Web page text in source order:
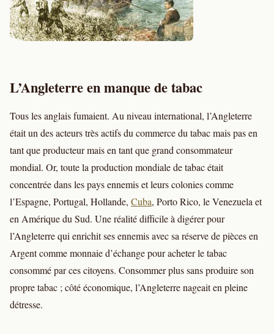
L’Angleterre en manque de tabac
Tous les anglais fumaient. Au niveau international, l’Angleterre
était un des acteurs très actifs du commerce du tabac mais pas en
tant que producteur mais en tant que grand consommateur
mondial. Or, toute la production mondiale de tabac était
concentrée dans les pays ennemis et leurs colonies comme
l’Espagne, Portugal, Hollande, Cuba, Porto Rico, le Venezuela et
en Amérique du Sud. Une réalité difficile à digérer pour
l’Angleterre qui enrichit ses ennemis avec sa réserve de pièces en
Argent comme monnaie d’échange pour acheter le tabac
consommé par ces citoyens. Consommer plus sans produire son
propre tabac ; côté économique, l’Angleterre nageait en pleine
détresse.